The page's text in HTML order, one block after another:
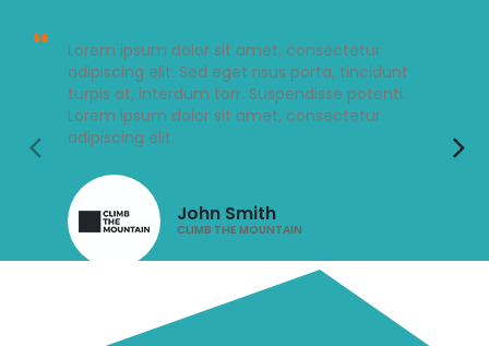
Lorem ipsum dolor sit amet, consectetur
adipiscing elit. Sed eget risus porta, tincidunt
turpis at, interdum torr. Suspendisse potenti.
Lorem ipsum dolor sit amet, consectetur
adipiscing elit.
John Smith
CLIMB THE MOUNTAIN